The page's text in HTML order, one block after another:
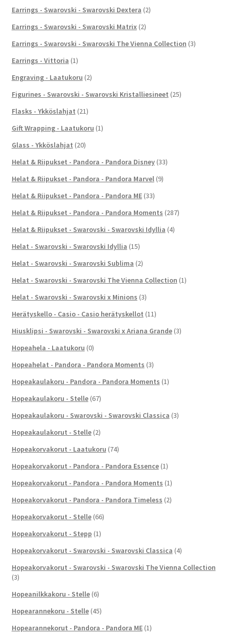
Earrings - Swarovski - Swarovski Dextera (2)
Earrings - Swarovski - Swarovski Matrix (2)
Earrings - Swarovski - Swarovski The Vienna Collection (3)
Earrings - Vittoria (1)
Engraving - Laatukoru (2)
Figurines - Swarovski - Swarovski Kristalliesineet (25)
Flasks - Ykköslahjat (21)
Gift Wrapping - Laatukoru (1)
Glass - Ykköslahjat (20)
Helat & Riipukset - Pandora - Pandora Disney (33)
Helat & Riipukset - Pandora - Pandora Marvel (9)
Helat & Riipukset - Pandora - Pandora ME (33)
Helat & Riipukset - Pandora - Pandora Moments (287)
Helat & Riipukset - Swarovski - Swarovski Idyllia (4)
Helat - Swarovski - Swarovski Idyllia (15)
Helat - Swarovski - Swarovski Sublima (2)
Helat - Swarovski - Swarovski The Vienna Collection (1)
Helat - Swarovski - Swarovski x Minions (3)
Herätyskello - Casio - Casio herätyskellot (11)
Hiusklipsi - Swarovski - Swarovski x Ariana Grande (3)
Hopeahela - Laatukoru (0)
Hopeahelat - Pandora - Pandora Moments (3)
Hopeakaulakoru - Pandora - Pandora Moments (1)
Hopeakaulakoru - Stelle (67)
Hopeakaulakoru - Swarovski - Swarovski Classica (3)
Hopeakaulakorut - Stelle (2)
Hopeakorvakorut - Laatukoru (74)
Hopeakorvakorut - Pandora - Pandora Essence (1)
Hopeakorvakorut - Pandora - Pandora Moments (1)
Hopeakorvakorut - Pandora - Pandora Timeless (2)
Hopeakorvakorut - Stelle (66)
Hopeakorvakorut - Stepp (1)
Hopeakorvakorut - Swarovski - Swarovski Classica (4)
Hopeakorvakorut - Swarovski - Swarovski The Vienna Collection
(3)
Hopeanilkkakoru - Stelle (6)
Hopearannekoru - Stelle (45)
Hopearannekorut - Pandora - Pandora ME (1)